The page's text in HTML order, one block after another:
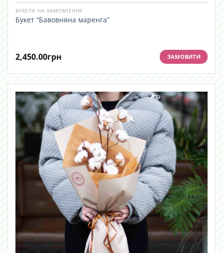
БУКЕТИ НА ЗАМОВЛЕННЯ
Букет “Бавовняна маренга”
2,450.00грн ЗАМОВИТИ